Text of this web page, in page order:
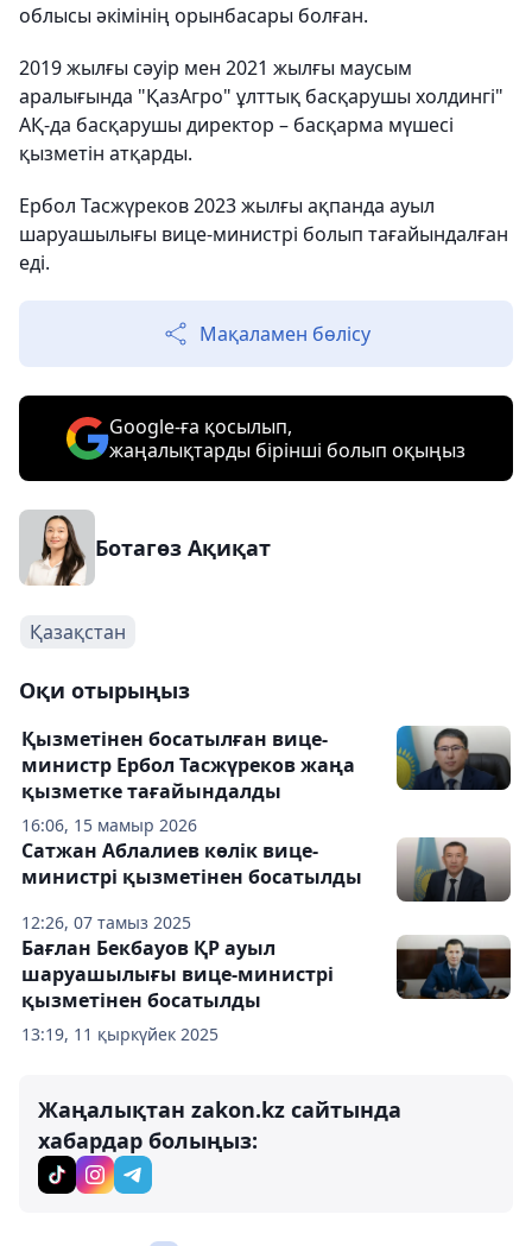
облысы әкімінің орынбасары болған.
2019 жылғы сәуір мен 2021 жылғы маусым
аралығында "ҚазАгро" ұлттық басқарушы холдингі"
АҚ-да басқарушы директор – басқарма мүшесі
қызметін атқарды.
Ербол Тасжүреков 2023 жылғы ақпанда ауыл
шаруашылығы вице-министрі болып тағайындалған
еді.
Мақаламен бөлісу
Google-ға қосылып,
жаңалықтарды бірінші болып оқыңыз
Ботагөз Ақиқат
Қазақстан
Оқи отырыңыз
16:06, 15 мамыр 2026
Қызметінен босатылған вице-
министр Ербол Тасжүреков жаңа
қызметке тағайындалды
12:26, 07 тамыз 2025
Сатжан Аблалиев көлік вице-
министрі қызметінен босатылды
13:19, 11 қыркүйек 2025
Бағлан Бекбауов ҚР ауыл
шаруашылығы вице-министрі
қызметінен босатылды
Жаңалықтан zakon.kz сайтында
хабардар болыңыз: